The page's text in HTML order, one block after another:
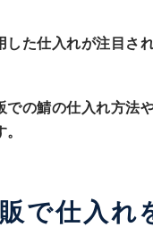
た仕入れが注目され
での鯖の仕入れ方法
で仕入れ